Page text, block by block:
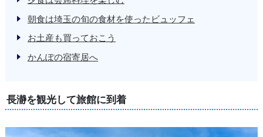
朝食は埼玉の旬の食材を使ったビュッフェ
お土産も買っておこう
かんぽの宿寄居へ
長瀞を観光して旅館に到着